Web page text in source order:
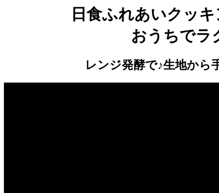
日食ふれあいクッ
おうちでラ
レンジ発酵で♪生地から